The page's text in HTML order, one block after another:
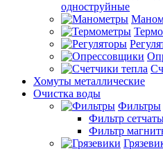
одноструйные
Хомуты металлические
Очистка воды
Фильтры
Фильтр
Фильтр